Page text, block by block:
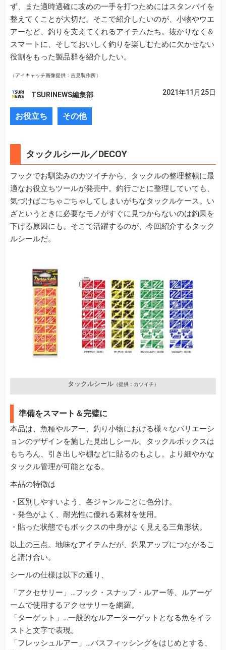
ず、また適時適確に攻めの一手を打つためにはスタンバイを
整えてくことが大切だ。そこで紹介したいのが、小物やウエ
アーなど、釣りを支えてくれるアイテムたち。抜かりなく＆
スマートに、そしておいしく釣りを楽しむために欠かせない
役割をもった製品群を紹介したい。
（アイキャッチ画像提供：吉見製作所）
TSURINEWS編集部 2021年11月25日
お役立ち その他
タックルシール／DECOY
フックでお馴染みのカツイチから、タックルの整理整頓に最
適なお役立ちツールが発売中。釣行ごとに整理していても、
気づけばごちゃごちゃしてしまいがちなタックルケース。い
ざというときに必要なモノがすぐに見つからないのは釣果を
下げる原因にも。そこで活躍するのが、今回紹介するタック
ルシールだ。
タックルシール（提供：カツイチ）
準備をスマート＆完璧に
本品は、魚種やルアー、釣り小物における様々なバリエーシ
ョンのデザインを施した見出しシール。タックルボックスは
もちろん、引き出しや棚などに貼るのもよし。より細やかな
タックル管理が可能となる。
本品の特徴は
・区別しやすいよう、各ジャンルごとに色分け。
・発色がよく、耐光性に優れる素材を使用。
・貼った状態でもボックスの中身がよく見える三角形状。
以上の三点。地味なアイテムだが、釣果アップにつながるこ
と請け合い。
シールの仕様は以下の通り、
「アクセサリー」…フック・スナップ・ルアー等、ルアーゲ
ームで使用するアクセサリーを網羅。
「ターゲット」…一般的なルアーターゲットとなる魚をイラ
ストと文字で表現。
「フレッシュルアー」…バスフィッシングをはじめとする、